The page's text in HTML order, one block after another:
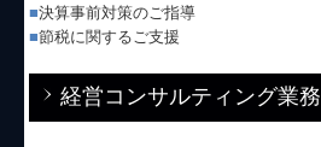
個人情報保護方針
■決算事前対策のご指導
■節税に関するご支援
経営コンサルティング業務